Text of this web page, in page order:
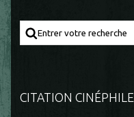
CITATION CINÉPHILE